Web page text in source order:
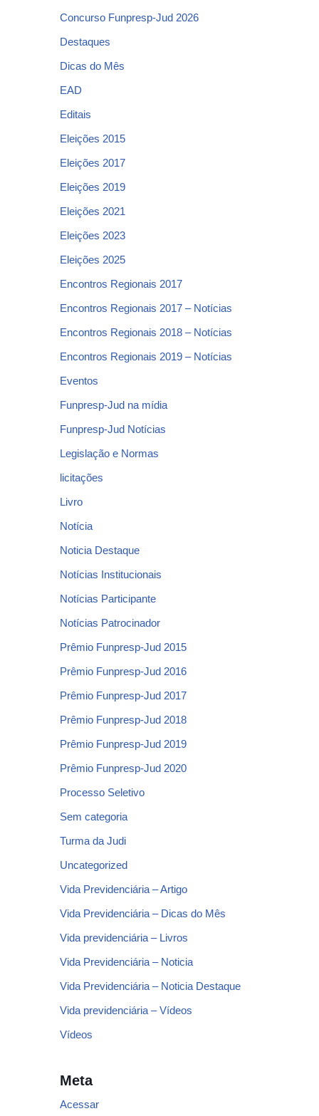
Concurso Funpresp-Jud 2026
Destaques
Dicas do Mês
EAD
Editais
Eleições 2015
Eleições 2017
Eleições 2019
Eleições 2021
Eleições 2023
Eleições 2025
Encontros Regionais 2017
Encontros Regionais 2017 – Notícias
Encontros Regionais 2018 – Notícias
Encontros Regionais 2019 – Notícias
Eventos
Funpresp-Jud na mídia
Funpresp-Jud Notícias
Legislação e Normas
licitações
Livro
Notícia
Noticia Destaque
Notícias Institucionais
Notícias Participante
Notícias Patrocinador
Prêmio Funpresp-Jud 2015
Prêmio Funpresp-Jud 2016
Prêmio Funpresp-Jud 2017
Prêmio Funpresp-Jud 2018
Prêmio Funpresp-Jud 2019
Prêmio Funpresp-Jud 2020
Processo Seletivo
Sem categoria
Turma da Judi
Uncategorized
Vida Previdenciária – Artigo
Vida Previdenciária – Dicas do Mês
Vida previdenciária – Livros
Vida Previdenciária – Noticia
Vida Previdenciária – Noticia Destaque
Vida previdenciária – Vídeos
Vídeos
Meta
Acessar